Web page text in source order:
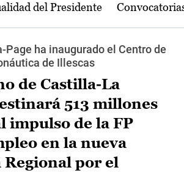
del Presidente
Page ha inaugurado el Centro de
de Illescas
de Castilla-La
513 millones
impulso de la FP
en la nueva
Regional por el